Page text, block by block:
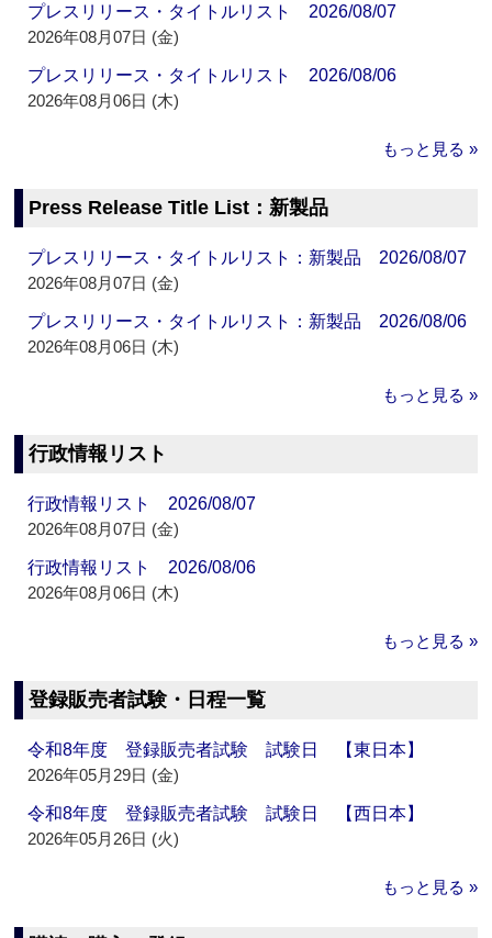
プレスリリース・タイトルリスト 2026/08/07
2026年08月07日 (金)
プレスリリース・タイトルリスト 2026/08/06
2026年08月06日 (木)
もっと見る »
Press Release Title List：新製品
プレスリリース・タイトルリスト：新製品 2026/08/07
2026年08月07日 (金)
プレスリリース・タイトルリスト：新製品 2026/08/06
2026年08月06日 (木)
もっと見る »
行政情報リスト
行政情報リスト 2026/08/07
2026年08月07日 (金)
行政情報リスト 2026/08/06
2026年08月06日 (木)
もっと見る »
登録販売者試験・日程一覧
令和8年度 登録販売者試験 試験日 【東日本】
2026年05月29日 (金)
令和8年度 登録販売者試験 試験日 【西日本】
2026年05月26日 (火)
もっと見る »